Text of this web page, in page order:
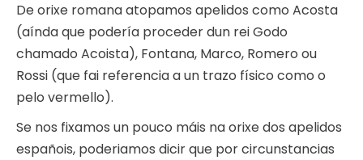
De orixe romana atopamos apelidos como Acosta
(aínda que podería proceder dun rei Godo
chamado Acoista), Fontana, Marco, Romero ou
Rossi (que fai referencia a un trazo físico como o
pelo vermello).
Se nos fixamos un pouco máis na orixe dos apelidos
españois, poderiamos dicir que por circunstancias